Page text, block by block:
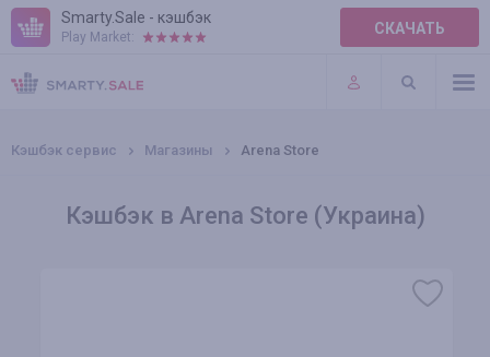
Smarty.Sale - кэшбэк
Play Market: СКАЧАТЬ
ПРАВИЛА
ПЛАГИНЫ
Кэшбэк сервис Магазины Arena Store
Кэшбэк в Arena Store (Украина)